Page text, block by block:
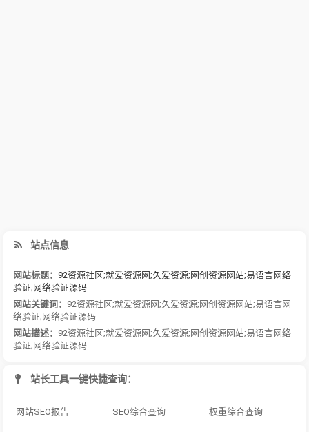
站点信息
网站标题： 92资源社区;就爱资源网;久爱资源;网创资源网站;易语言网络
验证;网络验证源码
网站关键词： 92资源社区;就爱资源网;久爱资源;网创资源网站;易语言网
络验证;网络验证源码
网站描述： 92资源社区;就爱资源网;久爱资源;网创资源网站;易语言网络
验证;网络验证源码
站长工具一键快捷查询：
网站SEO报告 SEO综合查询 权重综合查询